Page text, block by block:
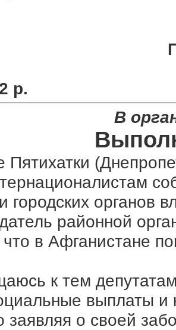
р.
В
городских органов
районной
в Афганистане
к тем
выплаты и
заявляя о своей